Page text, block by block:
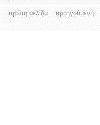
πρώτη σελίδα προηγούμενη